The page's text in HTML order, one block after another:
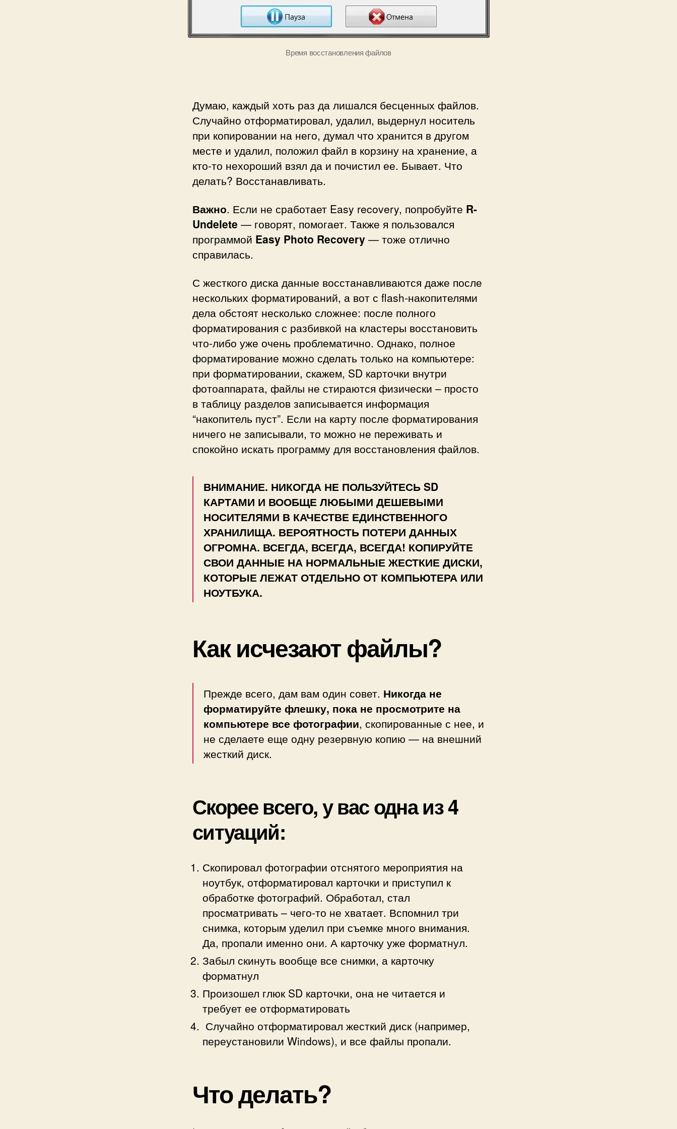
Время восстановления файлов
Думаю, каждый хоть раз да лишался бесценных файлов.
Случайно отформатировал, удалил, выдернул носитель
при копировании на него, думал что хранится в другом
месте и удалил, положил файл в корзину на хранение, а
кто-то нехороший взял да и почистил ее. Бывает. Что
делать? Восстанавливать.
Важно. Если не сработает Easy recovery, попробуйте R-
Undelete — говорят, помогает. Также я пользовался
программой Easy Photo Recovery — тоже отлично
справилась.
С жесткого диска данные восстанавливаются даже после
нескольких форматирований, а вот с flash-накопителями
дела обстоят несколько сложнее: после полного
форматирования с разбивкой на кластеры восстановить
что-либо уже очень проблематично. Однако, полное
форматирование можно сделать только на компьютере:
при форматировании, скажем, SD карточки внутри
фотоаппарата, файлы не стираются физически – просто
в таблицу разделов записывается информация
“накопитель пуст”. Если на карту после форматирования
ничего не записывали, то можно не переживать и
спокойно искать программу для восстановления файлов.
ВНИМАНИЕ. НИКОГДА НЕ ПОЛЬЗУЙТЕСЬ SD
КАРТАМИ И ВООБЩЕ ЛЮБЫМИ ДЕШЕВЫМИ
НОСИТЕЛЯМИ В КАЧЕСТВЕ ЕДИНСТВЕННОГО
ХРАНИЛИЩА. ВЕРОЯТНОСТЬ ПОТЕРИ ДАННЫХ
ОГРОМНА. ВСЕГДА, ВСЕГДА, ВСЕГДА! КОПИРУЙТЕ
СВОИ ДАННЫЕ НА НОРМАЛЬНЫЕ ЖЕСТКИЕ ДИСКИ,
КОТОРЫЕ ЛЕЖАТ ОТДЕЛЬНО ОТ КОМПЬЮТЕРА ИЛИ
НОУТБУКА.
Как исчезают файлы?
Прежде всего, дам вам один совет. Никогда не
форматируйте флешку, пока не просмотрите на
компьютере все фотографии, скопированные с нее, и
не сделаете еще одну резервную копию — на внешний
жесткий диск.
Скорее всего, у вас одна из 4
ситуаций:
Скопировал фотографии отснятого мероприятия на
ноутбук, отформатировал карточки и приступил к
обработке фотографий. Обработал, стал
просматривать – чего-то не хватает. Вспомнил три
снимка, которым уделил при съемке много внимания.
Да, пропали именно они. А карточку уже форматнул.
Забыл скинуть вообще все снимки, а карточку
форматнул
Произошел глюк SD карточки, она не читается и
требует ее отформатировать
Случайно отформатировал жесткий диск (например,
переустановили Windows), и все файлы пропали.
Что делать?